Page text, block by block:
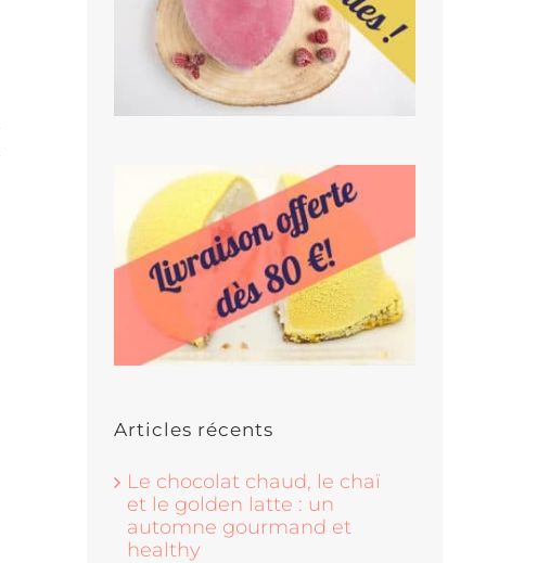
Articles récents
Le chocolat chaud, le chaï
et le golden latte : un
automne gourmand et
healthy